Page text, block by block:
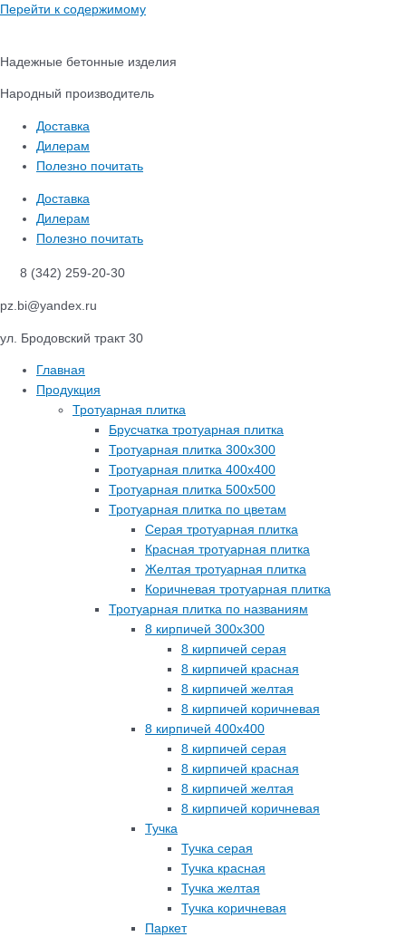
Перейти к содержимому
Надежные бетонные изделия
Народный производитель
Доставка
Дилерам
Полезно почитать
Доставка
Дилерам
Полезно почитать
8 (342) 259-20-30
pz.bi@yandex.ru
ул. Бродовский тракт 30
Главная
Продукция
Тротуарная плитка
Брусчатка тротуарная плитка
Тротуарная плитка 300х300
Тротуарная плитка 400х400
Тротуарная плитка 500х500
Тротуарная плитка по цветам
Серая тротуарная плитка
Красная тротуарная плитка
Желтая тротуарная плитка
Коричневая тротуарная плитка
Тротуарная плитка по названиям
8 кирпичей 300х300
8 кирпичей серая
8 кирпичей красная
8 кирпичей желтая
8 кирпичей коричневая
8 кирпичей 400х400
8 кирпичей серая
8 кирпичей красная
8 кирпичей желтая
8 кирпичей коричневая
Тучка
Тучка серая
Тучка красная
Тучка желтая
Тучка коричневая
Паркет